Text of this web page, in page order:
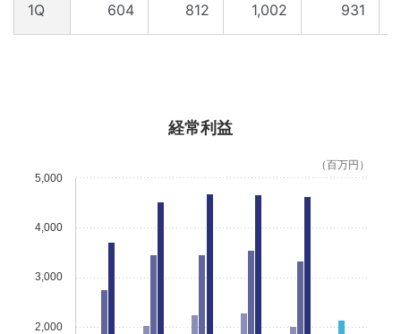
1Q 604 812 1,002 931
経常利益
2,000
3,000
4,000
5,000
（百万円）